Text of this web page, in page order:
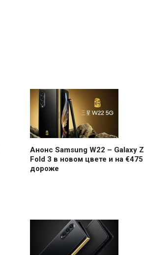
Анонс Samsung W22 – Galaxy Z
Fold 3 в новом цвете и на €475
дороже